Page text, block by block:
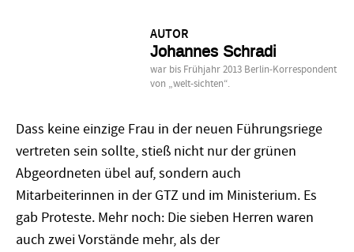
AUTOR
Johannes Schradi
war bis Frühjahr 2013 Berlin-Korrespondent
von „welt-sichten“.
Dass keine einzige Frau in der neuen Führungsriege
vertreten sein sollte, stieß nicht nur der grünen
Abgeordneten übel auf, sondern auch
Mitarbeiterinnen in der GTZ und im Ministerium. Es
gab Proteste. Mehr noch: Die sieben Herren waren
auch zwei Vorstände mehr, als der